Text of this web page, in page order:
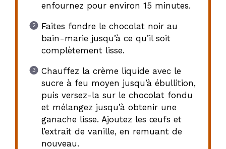
enfournez pour environ 15 minutes.
Faites fondre le chocolat noir au
bain-marie jusqu’à ce qu’il soit
complètement lisse.
Chauffez la crème liquide avec le
sucre à feu moyen jusqu’à ébullition,
puis versez-la sur le chocolat fondu
et mélangez jusqu’à obtenir une
ganache lisse. Ajoutez les œufs et
l’extrait de vanille, en remuant de
nouveau.